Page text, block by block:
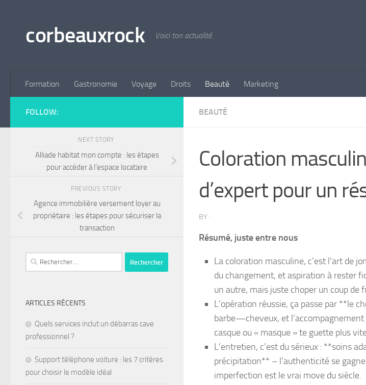
corbeauxrock Voici ton actualité.
Formation Gastronomie Voyage Droits Beauté Marketing
BEAUTÉ
Coloration
d’expert pour un
BY ·
Résumé, juste entre nous
La coloration masculine, c’est l’art de
du changement, et aspiration à rester
un autre, mais juste choper un coup de
L’opération réussie, ça passe par **le
barbe—cheveux, et
casque ou « masque » te guette plus
L’entretien, c’est du sérieux : **soins
précipitation** – l’authenticité se
imperfection est le vrai move du siècle.
FOLLOW:
NEXT STORY
Alliade habitat mon compte : les étapes
pour accéder à l’espace locataire
PREVIOUS STORY
Agence immobilière versement loyer au
propriétaire : les étapes pour sécuriser la
transaction
ARTICLES RÉCENTS
Quels services inclut un débarras cave
professionnel ?
Support téléphone voiture : les 7 critères
pour choisir le modèle idéal